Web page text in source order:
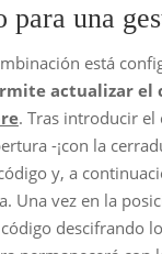
para una
está
actualizar el
. Tras introducir el
-¡con la
y, a
Una vez en la
descifrando